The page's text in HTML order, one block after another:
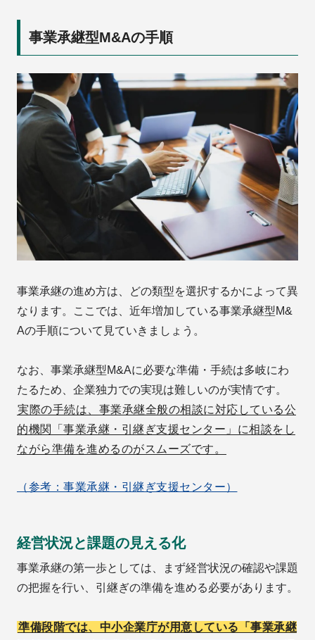
事業承継型M&Aの手順
事業承継の進め方は、どの類型を選択するかによって異
なります。ここでは、近年増加している事業承継型M&
Aの手順について見ていきましょう。
なお、事業承継型M&Aに必要な準備・手続は多岐にわ
たるため、企業独力での実現は難しいのが実情です。
実際の手続は、事業承継全般の相談に対応している公
的機関「事業承継・引継ぎ支援センター」に相談をし
ながら準備を進めるのがスムーズです。
（参考：事業承継・引継ぎ支援センター）
経営状況と課題の見える化
事業承継の第一歩としては、まず経営状況の確認や課題
の把握を行い、引継ぎの準備を進める必要があります。
準備段階では、中小企業庁が用意している「事業承継